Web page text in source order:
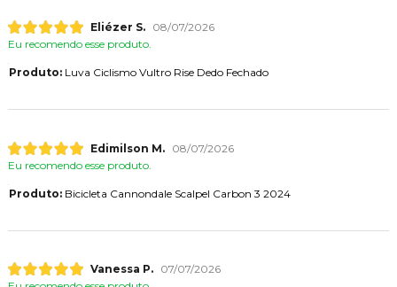
Eliézer S.
08/07/2026
Eu recomendo esse produto.
Produto:Luva Ciclismo Vultro Rise Dedo Fechado
Edimilson M.
08/07/2026
Eu recomendo esse produto.
Produto:Bicicleta Cannondale Scalpel Carbon 3 2024
Vanessa P.
07/07/2026